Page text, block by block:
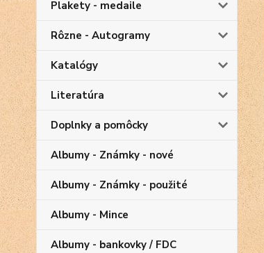
Plakety - medaile
Rôzne - Autogramy
Katalógy
Literatúra
Doplnky a pomôcky
Albumy - Známky - nové
Albumy - Známky - použité
Albumy - Mince
Albumy - bankovky / FDC